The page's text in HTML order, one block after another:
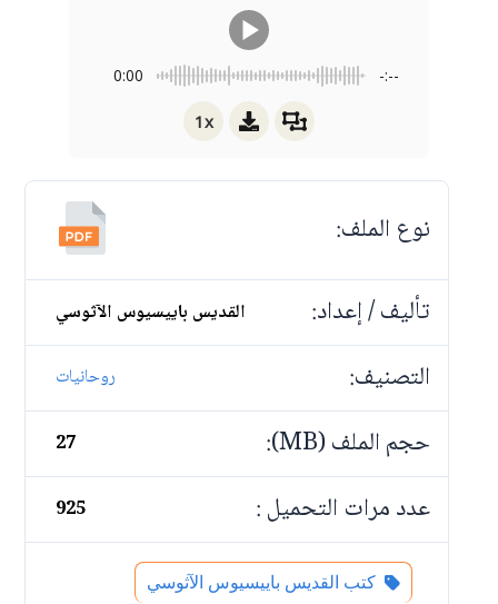
0:00 -:--
1x
نوع الملف:
تأليف / إعداد:
القديس باييسيوس الآثوسي
التصنيف: روحانيات
حجم الملف (MB): 27
عدد مرات التحميل : 925
كتب القديس باييسيوس الآثوسي